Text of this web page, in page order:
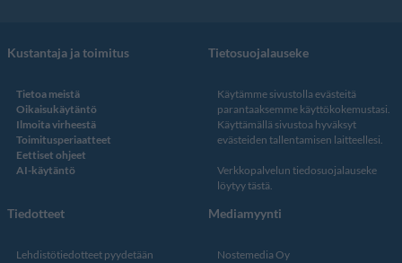
Kustantaja ja toimitus
Tietoa meistä
Oikaisukäytäntö
Ilmoita virheestä
Toimitusperiaatteet
Eettiset ohjeet
AI-käytäntö
Tietosuojalauseke
Käytämme sivustolla evästeitä
parantaaksemme käyttökokemustasi.
Käyttämällä sivustoa hyväksyt
evästeiden tallentamisen laitteellesi.
Verkkopalvelun tiedosuojalauseke
löytyy tästä.
Tiedotteet
Lehdistötiedotteet pyydetään
Mediamyynti
Nostemedia Oy